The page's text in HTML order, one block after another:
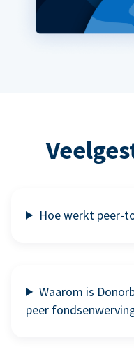
Hoe werkt peer-
Waarom is
peer